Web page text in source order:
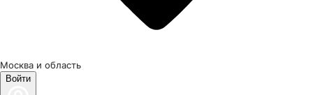
Москва и область
Войти